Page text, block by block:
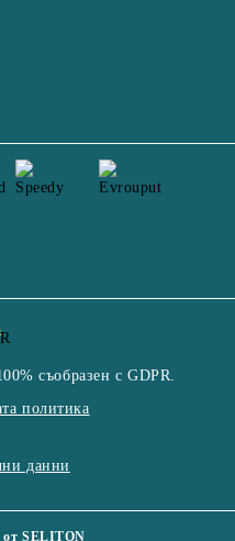
съобразен с GDPR.
политика
данни
SELITON